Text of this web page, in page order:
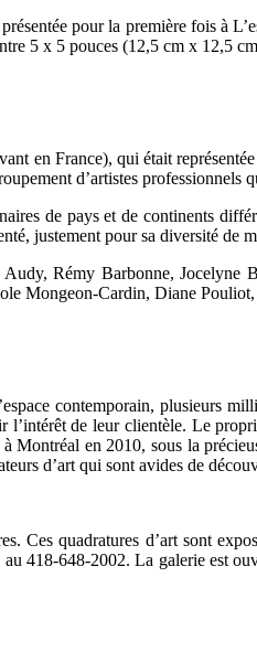
pour la première fois à
5 x 5 pouces (12,5 cm x 12,5
en France), qui était
d’artistes professionnels
de pays et de continents
justement pour sa diversité de
Audy, Rémy Barbonne,
Mongeon-Cardin, Diane Pouliot,
contemporain, plusieurs
l’intérêt de leur clientèle. Le
Montréal en 2010, sous la
d’art qui sont avides de
Ces quadratures d’art sont
418-648-2002. La galerie est